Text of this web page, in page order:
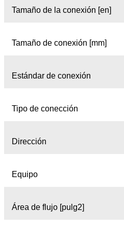
Tamaño de la conexión [en]
Tamaño de conexión [mm]
Estándar de conexión
Tipo de conección
Dirección
Equipo
Área de flujo [pulg2]